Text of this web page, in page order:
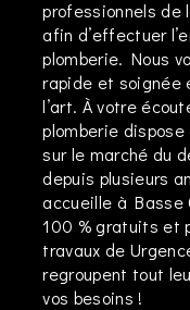
professionnels de
afin d’effectuer
plomberie. Nous
rapide et soignée
l’art. À votre
plomberie
sur le marché du
depuis plusieurs
accueille à Basse
100 % gratuits et
travaux de
regroupent tout
vos besoins !